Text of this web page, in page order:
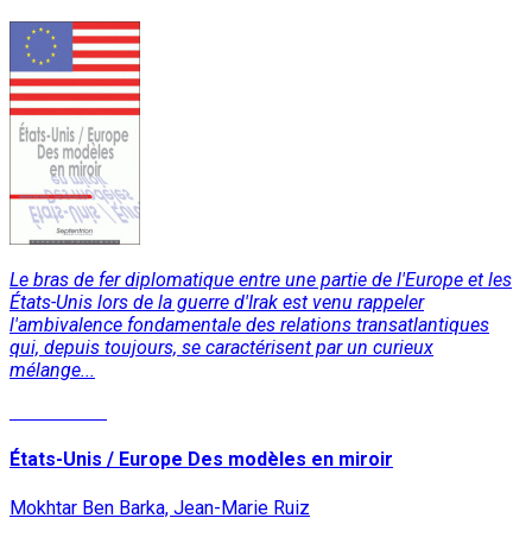
Le bras de fer diplomatique entre une partie de l'Europe et les
États-Unis lors de la guerre d'Irak est venu rappeler
l'ambivalence fondamentale des relations transatlantiques
qui, depuis toujours, se caractérisent par un curieux
mélange...
États-Unis / Europe Des modèles en miroir
Mokhtar Ben Barka, Jean-Marie Ruiz